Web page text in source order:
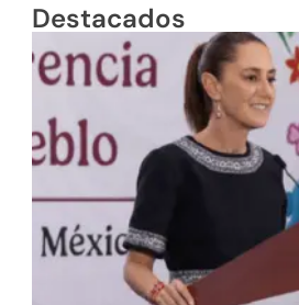
Destacados